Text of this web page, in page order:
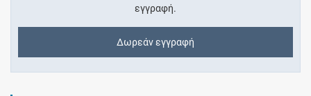
εγγραφή.
Δωρεάν εγγραφή